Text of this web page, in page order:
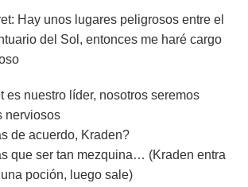
Hay unos lugares peligrosos entre el
del Sol, entonces me haré cargo
es nuestro líder, nosotros seremos
nerviosos
de acuerdo, Kraden?
que ser tan mezquina… (Kraden entra
poción, luego sale)